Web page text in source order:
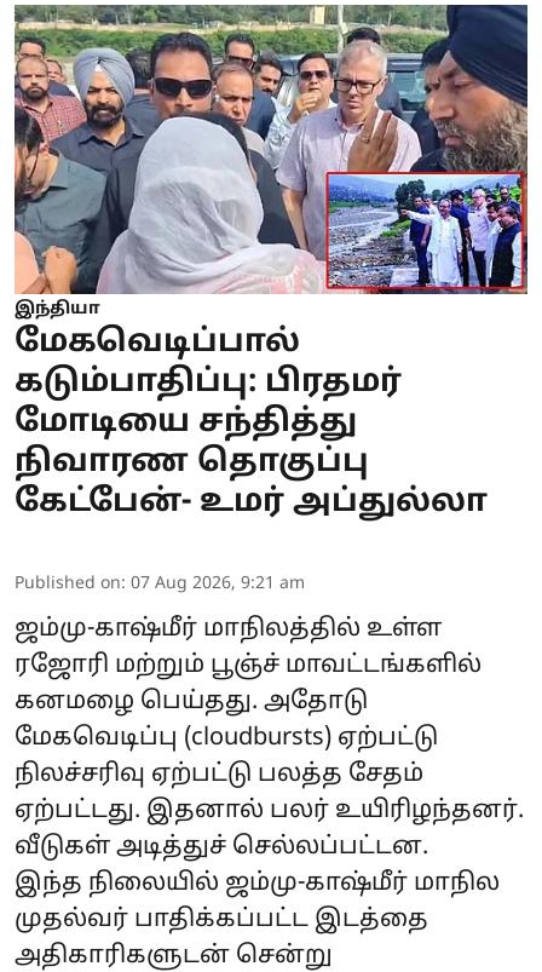
இந்தியா
மேகவெடிப்பால்
கடும்பாதிப்பு: பிரதமர்
மோடியை சந்தித்து
நிவாரண தொகுப்பு
கேட்பேன்- உமர் அப்துல்லா
Published on: 07 Aug 2026, 9:21 am
ஜம்மு-காஷ்மீர் மாநிலத்தில் உள்ள
ரஜோரி மற்றும் பூஞ்ச் மாவட்டங்களில்
கனமழை பெய்தது. அதோடு
மேகவெடிப்பு (cloudbursts) ஏற்பட்டு
நிலச்சரிவு ஏற்பட்டு பலத்த சேதம்
ஏற்பட்டது. இதனால் பலர் உயிரிழந்தனர்.
வீடுகள் அடித்துச் செல்லப்பட்டன.
இந்த நிலையில் ஜம்மு-காஷ்மீர் மாநில
முதல்வர் பாதிக்கப்பட்ட இடத்தை
அதிகாரிகளுடன் சென்று